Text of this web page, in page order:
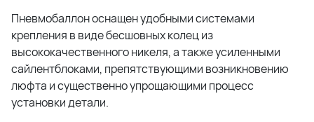
Пневмобаллон оснащен удобными системами
крепления в виде бесшовных колец из
высококачественного никеля, а также усиленными
сайлентблоками, препятствующими возникновению
люфта и существенно упрощающими процесс
установки детали.